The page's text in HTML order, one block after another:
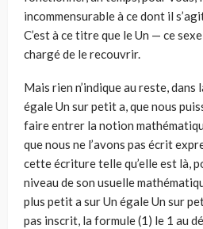
incommensurable à ce dont il
C’est à ce titre que le Un — ce
chargé de le recouvrir.
Mais rien n’indique au reste,
égale Un sur petit a, que nous
faire entrer la notion
que nous ne l’avons pas écrit
cette écriture telle qu’elle est là,
niveau de son usuelle
plus petit a sur Un égale Un sur
pas inscrit, la formule (1) le 1 au